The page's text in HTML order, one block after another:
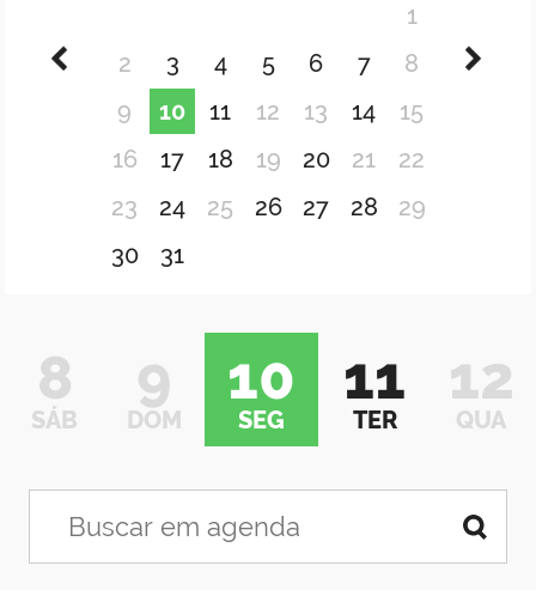
1
2
3 4 5 6 7
8
9
10 11 12 13 14
15
16
17 18 19 20 21
22
23
24 25 26 27 28
29
30
31
8
SÁB
9
DOM
10
SEG
11
TER
12
QUA